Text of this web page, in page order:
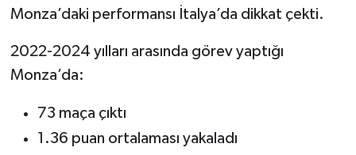
Monza’daki performansı İtalya’da dikkat çekti.
2022-2024 yılları arasında görev yaptığı
Monza’da:
73 maça çıktı
1.36 puan ortalaması yakaladı